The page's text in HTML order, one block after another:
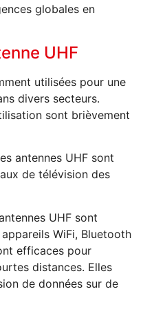
globales en
UHF
utilisées pour une
divers secteurs.
sont brièvement
antennes UHF sont
de télévision des
UHF sont
WiFi, Bluetooth
efficaces pour
distances. Elles
de données sur de